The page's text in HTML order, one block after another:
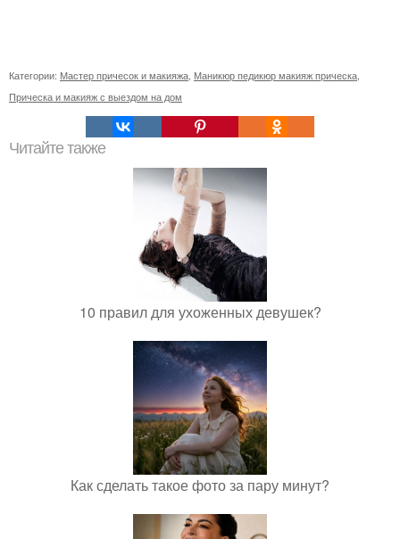
Категории: Мастер причесок и макияжа, Маникюр педикюр макияж прическа,
Прическа и макияж с выездом на дом
Читайте также
10 правил для ухоженных девушек?
Как сделать такое фото за пару минут?